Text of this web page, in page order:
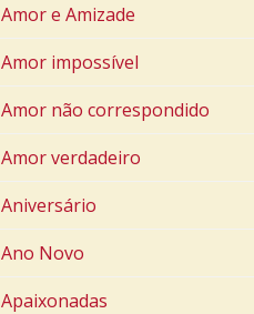
Amor e Amizade
Amor impossível
Amor não correspondido
Amor verdadeiro
Aniversário
Ano Novo
Apaixonadas